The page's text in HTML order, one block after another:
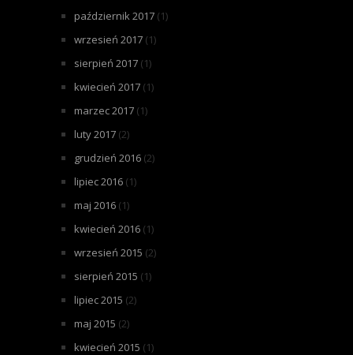
październik 2017 (1)
wrzesień 2017 (1)
sierpień 2017 (1)
kwiecień 2017 (1)
marzec 2017 (1)
luty 2017 (2)
grudzień 2016 (2)
lipiec 2016 (1)
maj 2016 (1)
kwiecień 2016 (1)
wrzesień 2015 (2)
sierpień 2015 (1)
lipiec 2015 (2)
maj 2015 (2)
kwiecień 2015 (1)